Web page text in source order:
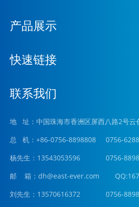
产品展示
快速链接
联系我们
地 址：中国珠海市香洲区屏西八路2号云
总 机：+86-0756-8898808 0756-
杨先生：13543053596 0756-
邮 箱： dh@east-ever.com
刘先生：13570616372 0756-